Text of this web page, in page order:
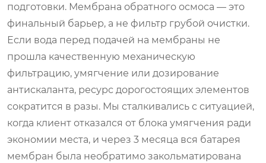
подготовки. Мембрана обратного осмоса — это
финальный барьер, а не фильтр грубой очистки.
Если вода перед подачей на мембраны не
прошла качественную механическую
фильтрацию, умягчение или дозирование
антискаланта, ресурс дорогостоящих элементов
сократится в разы. Мы сталкивались с ситуацией,
когда клиент отказался от блока умягчения ради
экономии места, и через 3 месяца вся батарея
мембран была необратимо закольматирована